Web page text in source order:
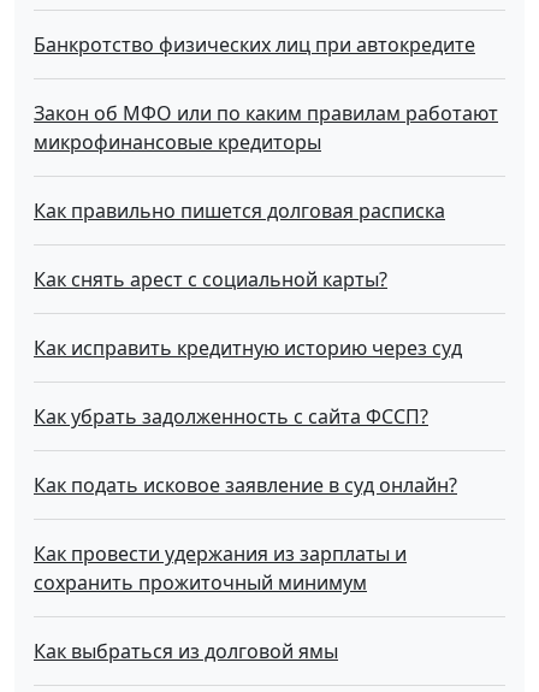
Банкротство физических лиц при автокредите
Закон об МФО или по каким правилам работают
микрофинансовые кредиторы
Как правильно пишется долговая расписка
Как снять арест с социальной карты?
Как исправить кредитную историю через суд
Как убрать задолженность с сайта ФССП?
Как подать исковое заявление в суд онлайн?
Как провести удержания из зарплаты и
сохранить прожиточный минимум
Как выбраться из долговой ямы